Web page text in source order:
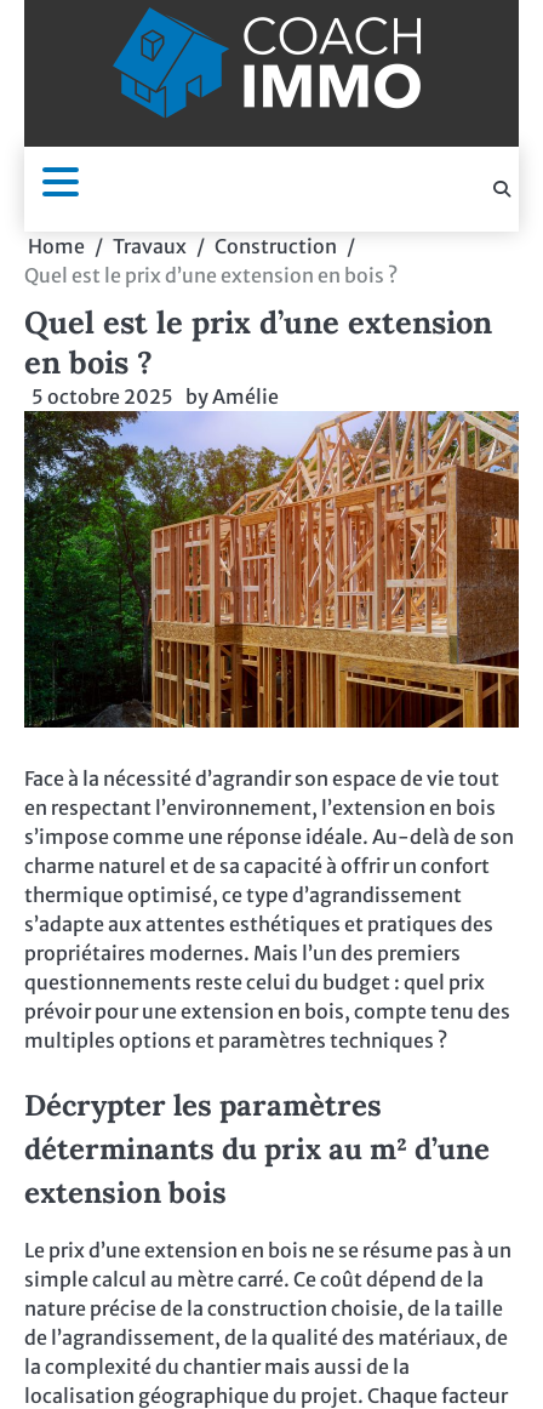
Home Travaux
Construction
Quel est le prix d’une extension en bois ?
Quel est le prix d’une extension
en bois ?
5 octobre 2025 byAmélie
Face à la nécessité d’agrandir son espace de vie tout
en respectant l’environnement, l’extension en bois
s’impose comme une réponse idéale. Au-delà de son
charme naturel et de sa capacité à offrir un confort
thermique optimisé, ce type d’agrandissement
s’adapte aux attentes esthétiques et pratiques des
propriétaires modernes. Mais l’un des premiers
questionnements reste celui du budget : quel prix
prévoir pour une extension en bois, compte tenu des
multiples options et paramètres techniques ?
Décrypter les paramètres
déterminants du prix au m² d’une
extension bois
Le prix d’une extension en bois ne se résume pas à un
simple calcul au mètre carré. Ce coût dépend de la
nature précise de la construction choisie, de la taille
de l’agrandissement, de la qualité des matériaux, de
la complexité du chantier mais aussi de la
localisation géographique du projet. Chaque facteur